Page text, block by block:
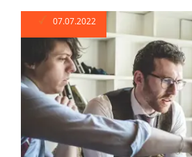
07.07.2022